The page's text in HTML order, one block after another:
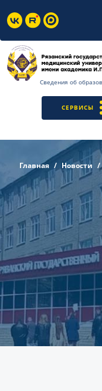
Сведения об
СЕРВИСЫ
Главная Новости